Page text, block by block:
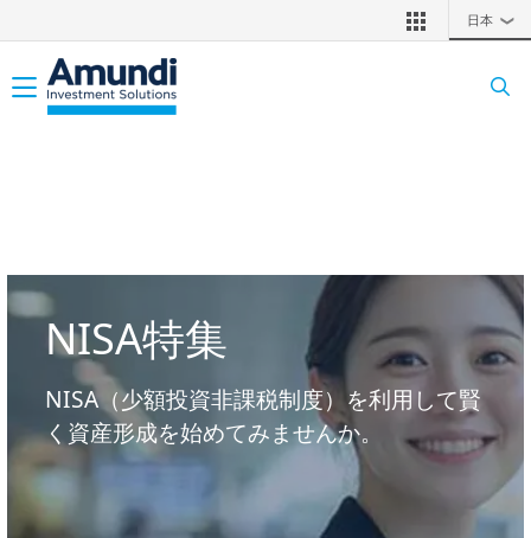
日本 ❯
Toggle navigation
NISA特集
NISA（少額投資非課税制度）を利用して賢
く資産形成を始めてみませんか。